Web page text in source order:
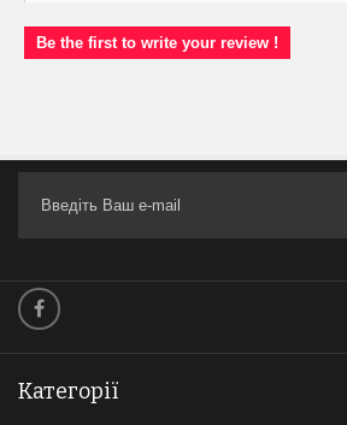
Be the first to write your review !
Категорії